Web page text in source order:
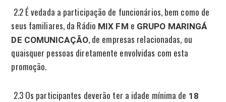
2.2 É vedada a participação de funcionários, bem como de
seus familiares, da Rádio MIX FM e GRUPO MARINGÁ
DE COMUNICAÇÃO, de empresas relacionadas, ou
quaisquer pessoas diretamente envolvidas com esta
promoção.
2.3 Os participantes deverão ter a idade mínima de 18